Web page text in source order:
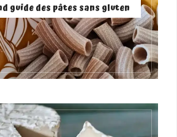
guide des pâtes sans gluten